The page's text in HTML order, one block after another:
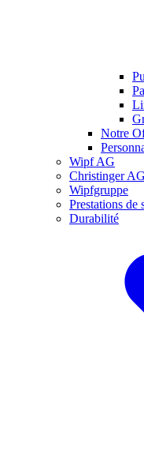
Notre
Wipf AG
Christinger AG
Wipfgruppe
Prestations de
Durabilité